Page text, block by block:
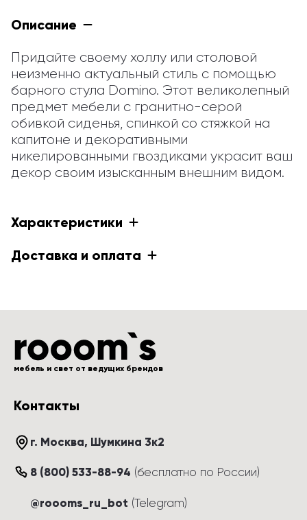
Описание
Придайте своему холлу или столовой
неизменно актуальный стиль с помощью
барного стула Domino. Этот великолепный
предмет мебели с гранитно-серой
обивкой сиденья, спинкой со стяжкой на
капитоне и декоративными
никелированными гвоздиками украсит ваш
декор своим изысканным внешним видом.
Характеристики
Доставка и оплата
мебель и свет от ведущих брендов
Контакты
г. Москва, Шумкина 3к2
8 (800) 533-88-94 (бесплатно по России)
@roooms_ru_bot (Telegram)